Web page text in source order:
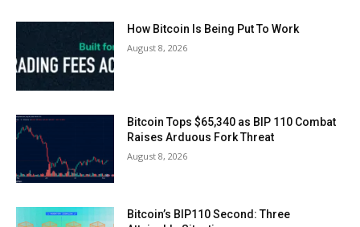
How Bitcoin Is Being Put To Work
August 8, 2026
Bitcoin Tops $65,340 as BIP 110 Combat
Raises Arduous Fork Threat
August 8, 2026
Bitcoin’s BIP110 Second: Three